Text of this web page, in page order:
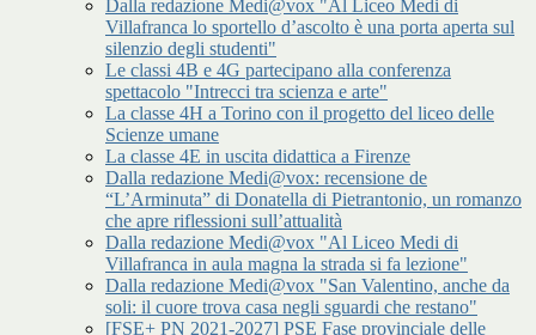
Dalla redazione Medi@vox "Al Liceo Medi di
Villafranca lo sportello d’ascolto è una porta aperta sul
silenzio degli studenti"
Le classi 4B e 4G partecipano alla conferenza
spettacolo "Intrecci tra scienza e arte"
La classe 4H a Torino con il progetto del liceo delle
Scienze umane
La classe 4E in uscita didattica a Firenze
Dalla redazione Medi@vox: recensione de
“L’Arminuta” di Donatella di Pietrantonio, un romanzo
che apre riflessioni sull’attualità
Dalla redazione Medi@vox "Al Liceo Medi di
Villafranca in aula magna la strada si fa lezione"
Dalla redazione Medi@vox "San Valentino, anche da
soli: il cuore trova casa negli sguardi che restano"
[FSE+ PN 2021-2027] PSE Fase provinciale delle